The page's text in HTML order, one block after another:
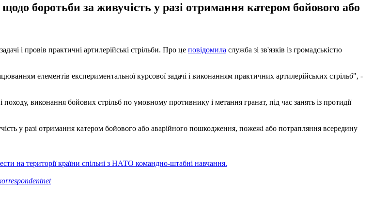
боротьби за живучість у разі отримання катером бойового або
і провів практичні артилерійські стрільби. Про це повідомила служба зі зв'язків із громадськістю
елементів експериментальної курсової задачі і виконанням практичних артилерійських стрільб", -
виконання бойових стрільб по умовному противнику і метання гранат, під час занять із протидії
у разі отримання катером бойового або аварійного пошкодження, пожежі або потрапляння всередину
на території країни спільні з НАТО командно-штабні навчання.